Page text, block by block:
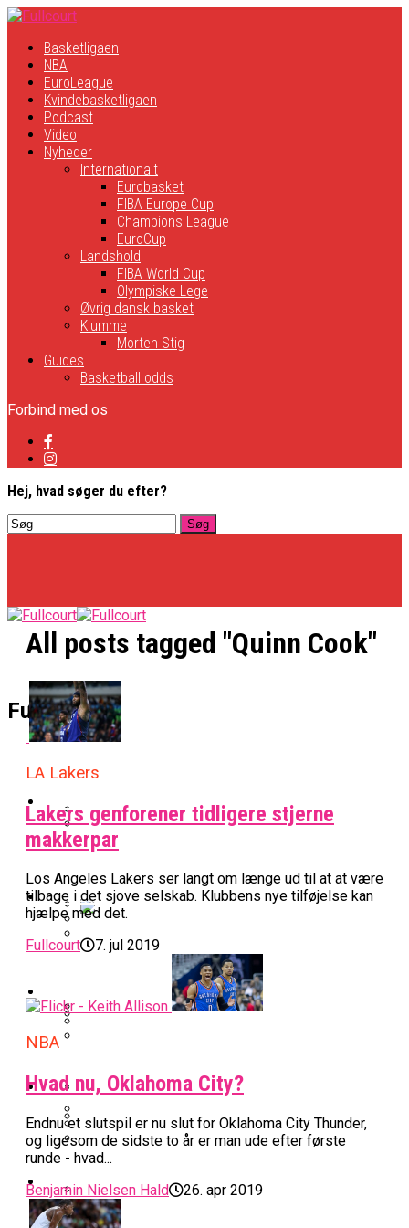
Basketligaen
NBA
EuroLeague
Kvindebasketligaen
Podcast
Video
Nyheder
Internationalt
Eurobasket
FIBA Europe Cup
Champions League
EuroCup
Landshold
FIBA World Cup
Olympiske Lege
Øvrig dansk basket
Klumme
Morten Stig
Guides
Basketball odds
Forbind med os
Hej, hvad søger du efter?
Fullcourt
Basketligaen
Officielt: Vejen Gafler Dansker Hos Rabbits
BK Vejen Opruster: Amerikansk Point
Guard På Plads
Nu Står Det Klart: Den Dag Starter
Basketligaen
Værløse-Komet Skifter Til Den Bedste
Spanske Række
Officielt: Bakken Skal Spille Champions
League-Kvalifikation
NBA
Miami Heat Smider Skandaleramt Spiller
All-Star Guard Nærmer Sig Comeback
Efter Uhyggelig Skade
EuroLeague
Danskerne Imponerede Torsdag Aften I
I EuroLeague
Sølv Til Tobias Jensen: Bayern Er Tysk
Mester Efter To Missede Ulm-Matchbolde
Kvindebasketligaen
Karrieren I Schweiz
Efter ‘The Double’: Kvindebasketligaens
MVP Rykker Til Sverige
Podcast
Podcast: “Med Lars Og Torben Som
Trænere, Gav Man Sig 100 Procent”
Video
All posts tagged "Quinn Cook"
LA Lakers
Lakers genforener tidligere stjerne
makkerpar
Los Angeles Lakers ser langt om længe ud til at at være
tilbage i det sjove selskab. Klubbens nye tilføjelse kan
hjælpe med det.
Fullcourt
7. jul 2019
NBA
Hvad nu, Oklahoma City?
Endnu et slutspil er nu slut for Oklahoma City Thunder,
og ligesom de sidste to år er man ude efter første
runde - hvad...
Benjamin Nielsen Hald
26. apr 2019